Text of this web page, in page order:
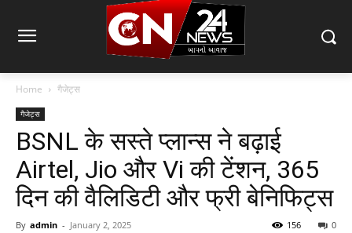
Home गैजेट्स
गैजेट्स
BSNL के सस्ते प्लान्स ने बढ़ाई
Airtel, Jio और Vi की टेंशन, 365
दिन की वैलिडिटी और फ्री बेनिफिट्स
By admin - January 2, 2025 0
156